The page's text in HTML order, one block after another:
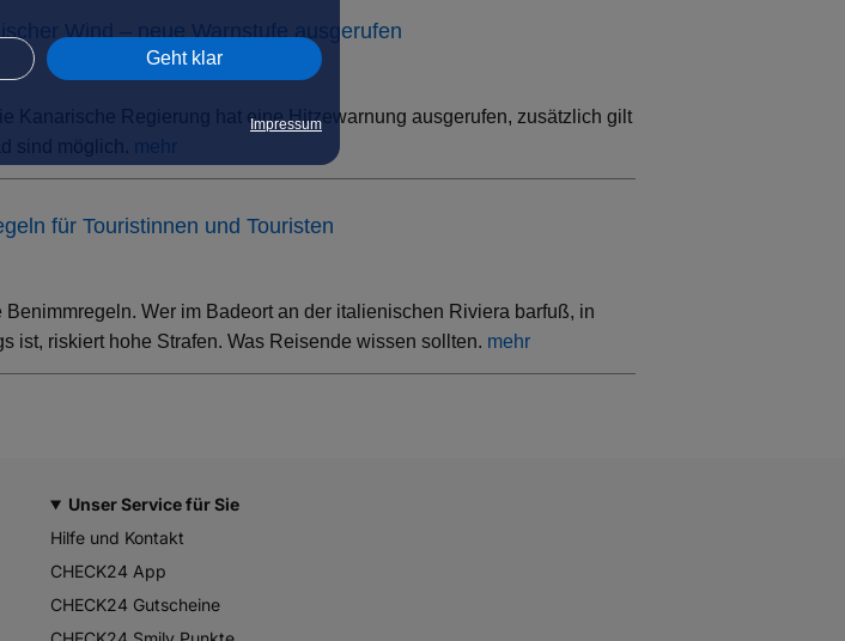
Geht klar
Impressum
Wind – neue Warnstufe ausgerufen
Kanarische Regierung hat eine Hitzewarnung ausgerufen, zusätzlich gilt
sind möglich.
mehr
für Touristinnen und Touristen
Wer im Badeort an der italienischen Riviera barfuß, in
ist, riskiert hohe Strafen. Was Reisende wissen sollten. mehr
Unser Service für Sie
Hilfe und Kontakt
CHECK24 App
CHECK24 Gutscheine